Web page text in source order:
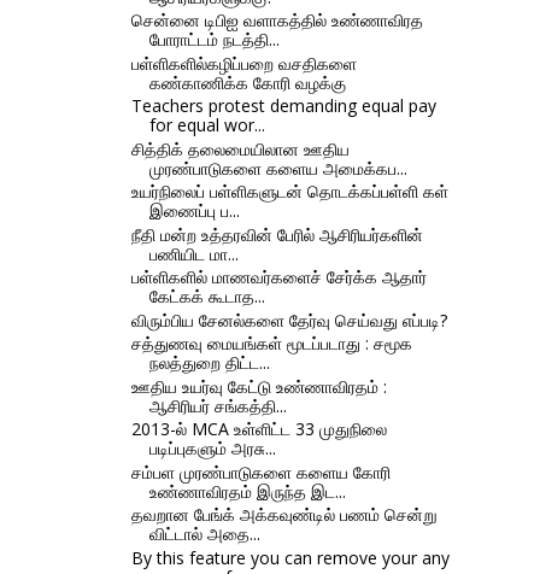
சென்னை டிபிஐ வளாகத்தில் உண்ணாவிரத
போராட்டம் நடத்தி...
பள்ளிகளில்கழிப்பறை வசதிகளை
கண்காணிக்க கோரி வழக்கு
Teachers protest demanding equal pay
for equal wor...
சித்திக் தலைமையிலான ஊதிய
முரண்பாடுகளை களைய அமைக்கப...
உயர்நிலைப் பள்ளிகளுடன் தொடக்கப்பள்ளி கள்
இணைப்பு ப...
நீதி மன்ற உத்தரவின் பேரில் ஆசிரியர்களின்
பணியிட மா...
பள்ளிகளில் மாணவர்களைச் சேர்க்க ஆதார்
கேட்கக் கூடாத...
விரும்பிய சேனல்களை தேர்வு செய்வது எப்படி?
சத்துணவு மையங்கள் மூடப்படாது : சமூக
நலத்துறை திட்ட...
ஊதிய உயர்வு கேட்டு உண்ணாவிரதம் :
ஆசிரியர் சங்கத்தி...
2013-ல் MCA உள்ளிட்ட 33 முதுநிலை
படிப்புகளும் அரசு...
சம்பள முரண்பாடுகளை களைய கோரி
உண்ணாவிரதம் இருந்த இட...
தவறான பேங்க் அக்கவுண்டில் பணம் சென்று
விட்டால் அதை...
By this feature you can remove your any